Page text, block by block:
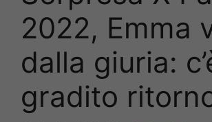
2022, Emma
dalla giuria:
gradito